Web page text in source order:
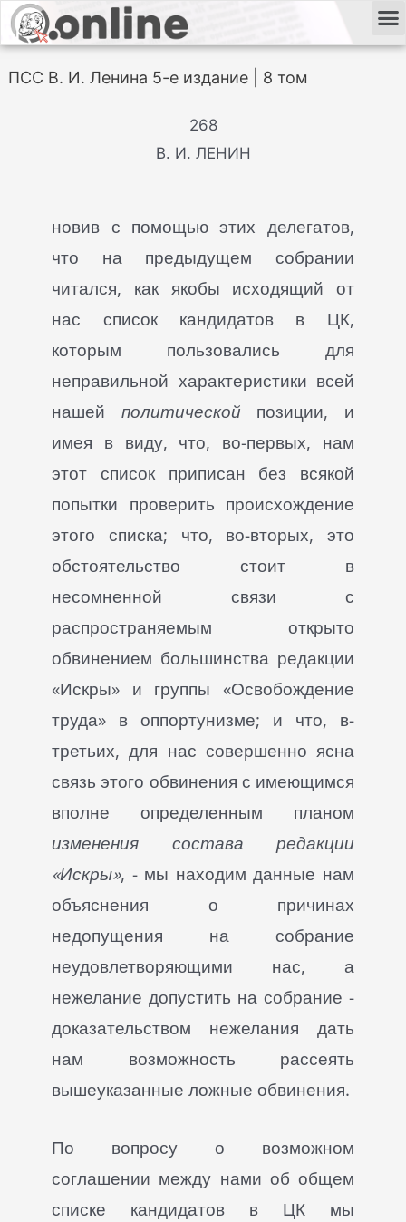
ПСС В. И. Ленина 5-е издание | 8 том
268
В. И. ЛЕНИН
новив с помощью этих делегатов,
что на предыдущем собрании
читался, как якобы исходящий от
нас список кандидатов в ЦК,
которым пользовались для
неправильной характеристики всей
нашей политической позиции, и
имея в виду, что, во-первых, нам
этот список приписан без всякой
попытки проверить происхождение
этого списка; что, во-вторых, это
обстоятельство стоит в
несомненной связи с
распространяемым открыто
обвинением большинства редакции
«Искры» и группы «Освобождение
труда» в оппортунизме; и что, в-
третьих, для нас совершенно ясна
связь этого обвинения с имеющимся
вполне определенным планом
изменения состава редакции
«Искры», - мы находим данные нам
объяснения о причинах
недопущения на собрание
неудовлетворяющими нас, а
нежелание допустить на собрание -
доказательством нежелания дать
нам возможность рассеять
вышеуказанные ложные обвинения.
По вопросу о возможном
соглашении между нами об общем
списке кандидатов в ЦК мы